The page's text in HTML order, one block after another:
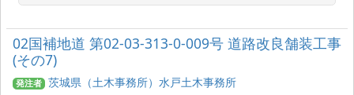
02国補地道 第02-03-313-0-009号 道路改良舗装工事
(その7)
発注者 茨城県（土木事務所）水戸土木事務所